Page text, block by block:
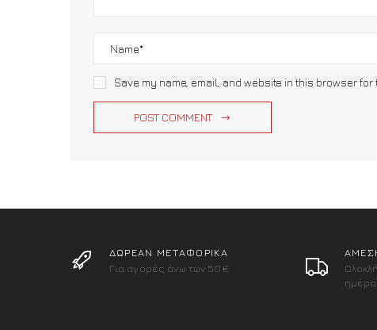
Save my name, email, and website in this browser for
POST COMMENT
ΔΩΡΕΑΝ ΜΕΤΑΦΟΡΙΚΑ
Για αγορές άνω των 50€